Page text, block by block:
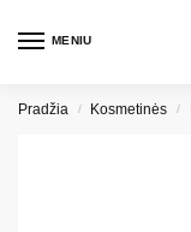
MENIU
Pradžia / Kosmetinės /